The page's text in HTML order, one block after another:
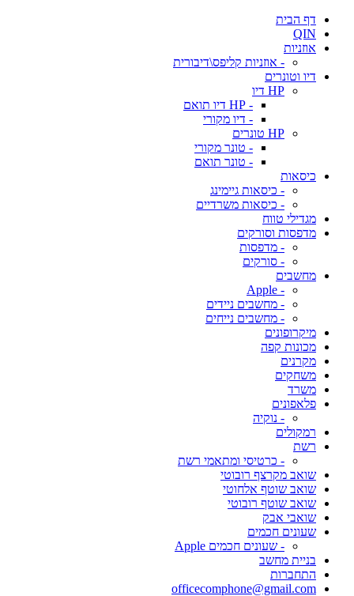
דף הבית
QIN
אוזניות
- אוזניות קליפס\דיבורית
דיו וטונרים
HP דיו
- HP דיו תואם
- דיו מקורי
HP טונרים
- טונר מקורי
- טונר תואם
כיסאות
- כיסאות גיימינג
- כיסאות משרדיים
מגדילי טווח
מדפסות וסורקים
- מדפסות
- סורקים
מחשבים
- Apple
- מחשבים ניידים
- מחשבים נייחים
מיקרופונים
מכונות קפה
מקרנים
משחקים
משרד
פלאפונים
- נוקיה
רמקולים
רשת
- כרטיסי ומתאמי רשת
שואב מקרצף רובוטי
שואב שוטף אלחוטי
שואב שוטף רובוטי
שואבי אבק
שעונים חכמים
- שעונים חכמים Apple
בניית מחשב
התחברות
officecomphone@gmail.com